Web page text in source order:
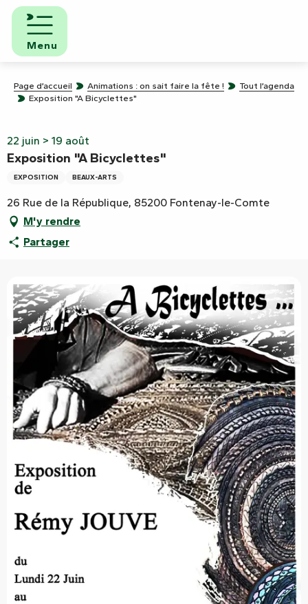
Aller
contenu
principal
Menu
Page d’accueil Animations : on sait faire la fête !
Tout l’agenda
Exposition "A Bicyclettes"
22 juin > 19 août
Exposition "A Bicyclettes"
EXPOSITION BEAUX-ARTS
26 Rue de la République, 85200 Fontenay-le-Comte
M'y rendre
Partager